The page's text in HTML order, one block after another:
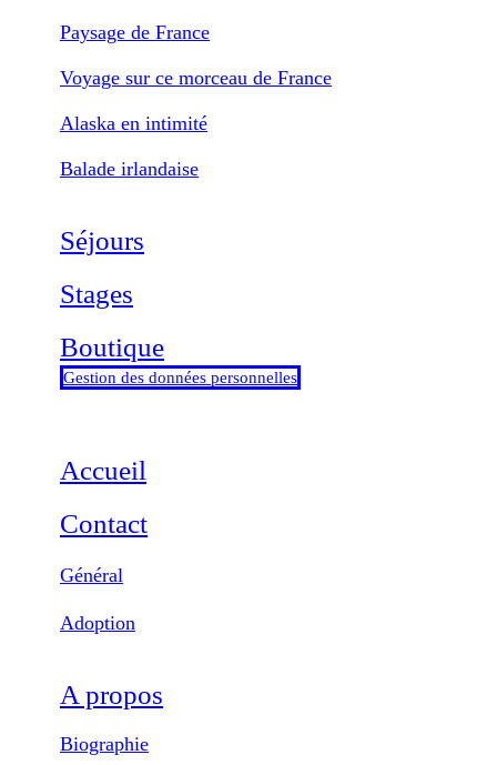
Paysage de France
Voyage sur ce morceau de France
Alaska en intimité
Balade irlandaise
Séjours
Stages
Boutique
Gestion des données personnelles
Accueil
Contact
Général
Adoption
A propos
Biographie